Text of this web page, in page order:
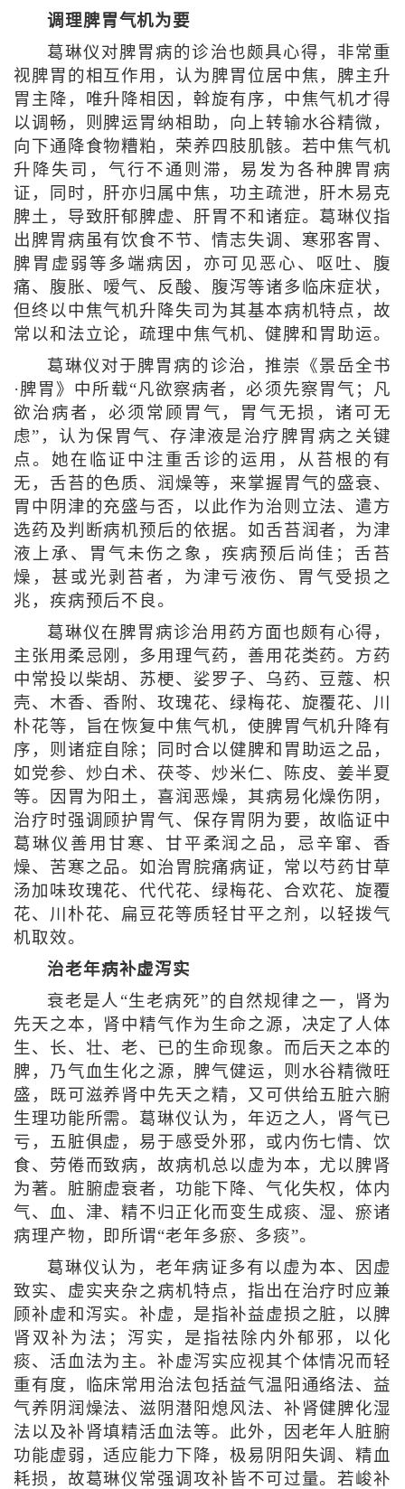
调理脾胃气机为要
葛琳仪对脾胃病的诊治也颇具心得，非常重
视脾胃的相互作用，认为脾胃位居中焦，脾主升
胃主降，唯升降相因，斡旋有序，中焦气机才得
以调畅，则脾运胃纳相助，向上转输水谷精微，
向下通降食物糟粕，荣养四肢肌骸。若中焦气机
升降失司，气行不通则滞，易发为各种脾胃病
证，同时，肝亦归属中焦，功主疏泄，肝木易克
脾土，导致肝郁脾虚、肝胃不和诸症。葛琳仪指
出脾胃病虽有饮食不节、情志失调、寒邪客胃、
脾胃虚弱等多端病因，亦可见恶心、呕吐、腹
痛、腹胀、嗳气、反酸、腹泻等诸多临床症状，
但终以中焦气机升降失司为其基本病机特点，故
常以和法立论，疏理中焦气机、健脾和胃助运。
葛琳仪对于脾胃病的诊治，推崇《景岳全书
·脾胃》中所载“凡欲察病者，必须先察胃气；凡
欲治病者，必须常顾胃气，胃气无损，诸可无
虑”，认为保胃气、存津液是治疗脾胃病之关键
点。她在临证中注重舌诊的运用，从苔根的有
无，舌苔的色质、润燥等，来掌握胃气的盛衰、
胃中阴津的充盛与否，以此作为治则立法、遣方
选药及判断病机预后的依据。如舌苔润者，为津
液上承、胃气未伤之象，疾病预后尚佳；舌苔
燥，甚或光剥苔者，为津亏液伤、胃气受损之
兆，疾病预后不良。
葛琳仪在脾胃病诊治用药方面也颇有心得，
主张用柔忌刚，多用理气药，善用花类药。方药
中常投以柴胡、苏梗、娑罗子、乌药、豆蔻、枳
壳、木香、香附、玫瑰花、绿梅花、旋覆花、川
朴花等，旨在恢复中焦气机，使脾胃气机升降有
序，则诸症自除；同时合以健脾和胃助运之品，
如党参、炒白术、茯苓、炒米仁、陈皮、姜半夏
等。因胃为阳土，喜润恶燥，其病易化燥伤阴，
治疗时强调顾护胃气、保存胃阴为要，故临证中
葛琳仪善用甘寒、甘平柔润之品，忌辛窜、香
燥、苦寒之品。如治胃脘痛病证，常以芍药甘草
汤加味玫瑰花、代代花、绿梅花、合欢花、旋覆
花、川朴花、扁豆花等质轻甘平之剂，以轻拨气
机取效。
治老年病补虚泻实
衰老是人“生老病死”的自然规律之一，肾为
先天之本，肾中精气作为生命之源，决定了人体
生、长、壮、老、已的生命现象。而后天之本的
脾，乃气血生化之源，脾气健运，则水谷精微旺
盛，既可滋养肾中先天之精，又可供给五脏六腑
生理功能所需。葛琳仪认为，年迈之人，肾气已
亏，五脏俱虚，易于感受外邪，或内伤七情、饮
食、劳倦而致病，故病机总以虚为本，尤以脾肾
为著。脏腑虚衰者，功能下降、气化失权，体内
气、血、津、精不归正化而变生成痰、湿、瘀诸
病理产物，即所谓“老年多瘀、多痰”。
葛琳仪认为，老年病证多有以虚为本、因虚
致实、虚实夹杂之病机特点，指出在治疗时应兼
顾补虚和泻实。补虚，是指补益虚损之脏，以脾
肾双补为法；泻实，是指祛除内外郁邪，以化
痰、活血法为主。补虚泻实应视其个体情况而轻
重有度，临床常用治法包括益气温阳通络法、益
气养阴润燥法、滋阴潜阳熄风法、补肾健脾化湿
法以及补肾填精活血法等。此外，因老年人脏腑
功能虚弱，适应能力下降，极易阴阳失调、精血
耗损，故葛琳仪常强调攻补皆不可过量。若峻补